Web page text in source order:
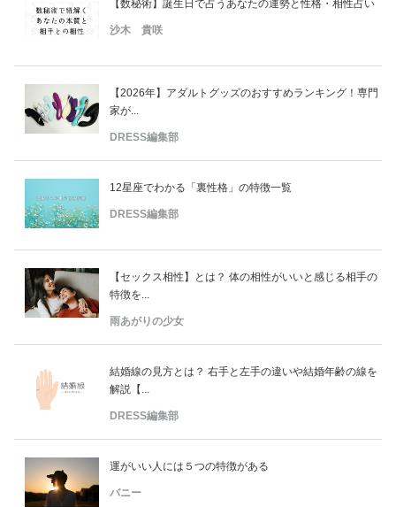
【数秘術】誕生日で占うあなたの運勢と性格・相性占い
沙木 貴咲
【2026年】アダルトグッズのおすすめランキング！専門
家が...
DRESS編集部
12星座でわかる「裏性格」の特徴一覧
DRESS編集部
【セックス相性】とは？ 体の相性がいいと感じる相手の
特徴を...
雨あがりの少女
結婚線の見方とは？ 右手と左手の違いや結婚年齢の線を
解説【...
DRESS編集部
運がいい人には５つの特徴がある
バニー